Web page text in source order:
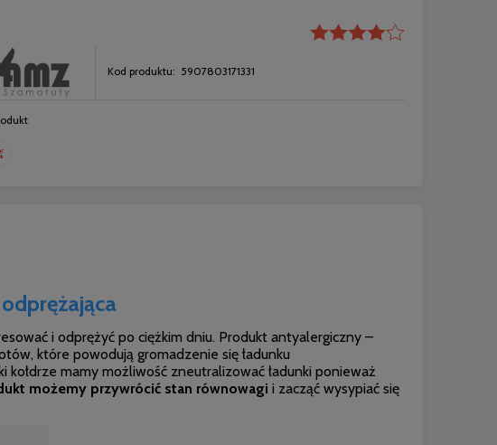
Kod produktu: 5907803171331
i odprężyć po ciężkim dniu. Produkt antyalergiczny –
które powodują gromadzenie się ładunku
kołdrze mamy możliwość zneutralizować ładunki ponieważ
możemy przywrócić stan równowagi i zacząć wysypiać się